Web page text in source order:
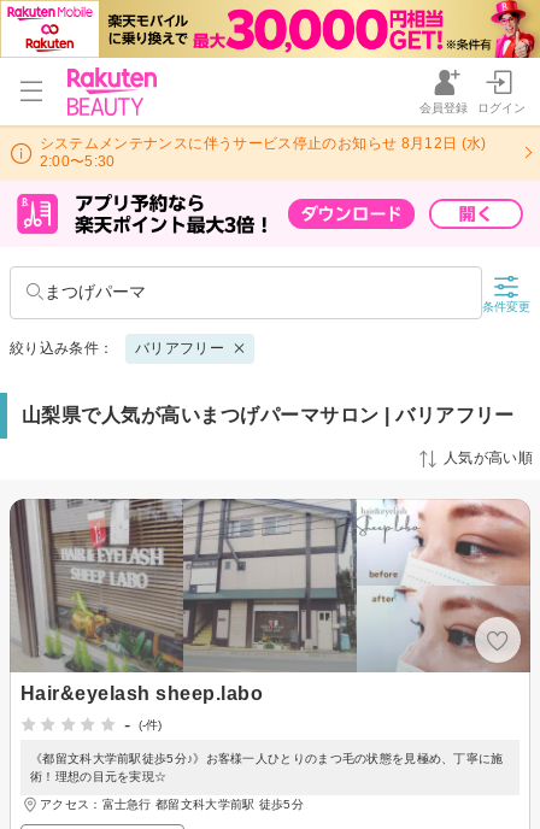
会員登録 ログイン
システムメンテナンスに伴うサービス停止のお知らせ 8月12日 (水)
2:00〜5:30
まつげパーマ
条件変更
絞り込み条件： バリアフリー
山梨県で人気が高いまつげパーマサロン | バリアフリー
人気が高い順
Hair&eyelash sheep.labo
-
(-件)
《都留文科大学前駅徒歩5分♪》お客様一人ひとりのまつ毛の状態を見極め、丁寧に施
術！理想の目元を実現☆
アクセス：富士急行 都留文科大学前駅 徒歩5分